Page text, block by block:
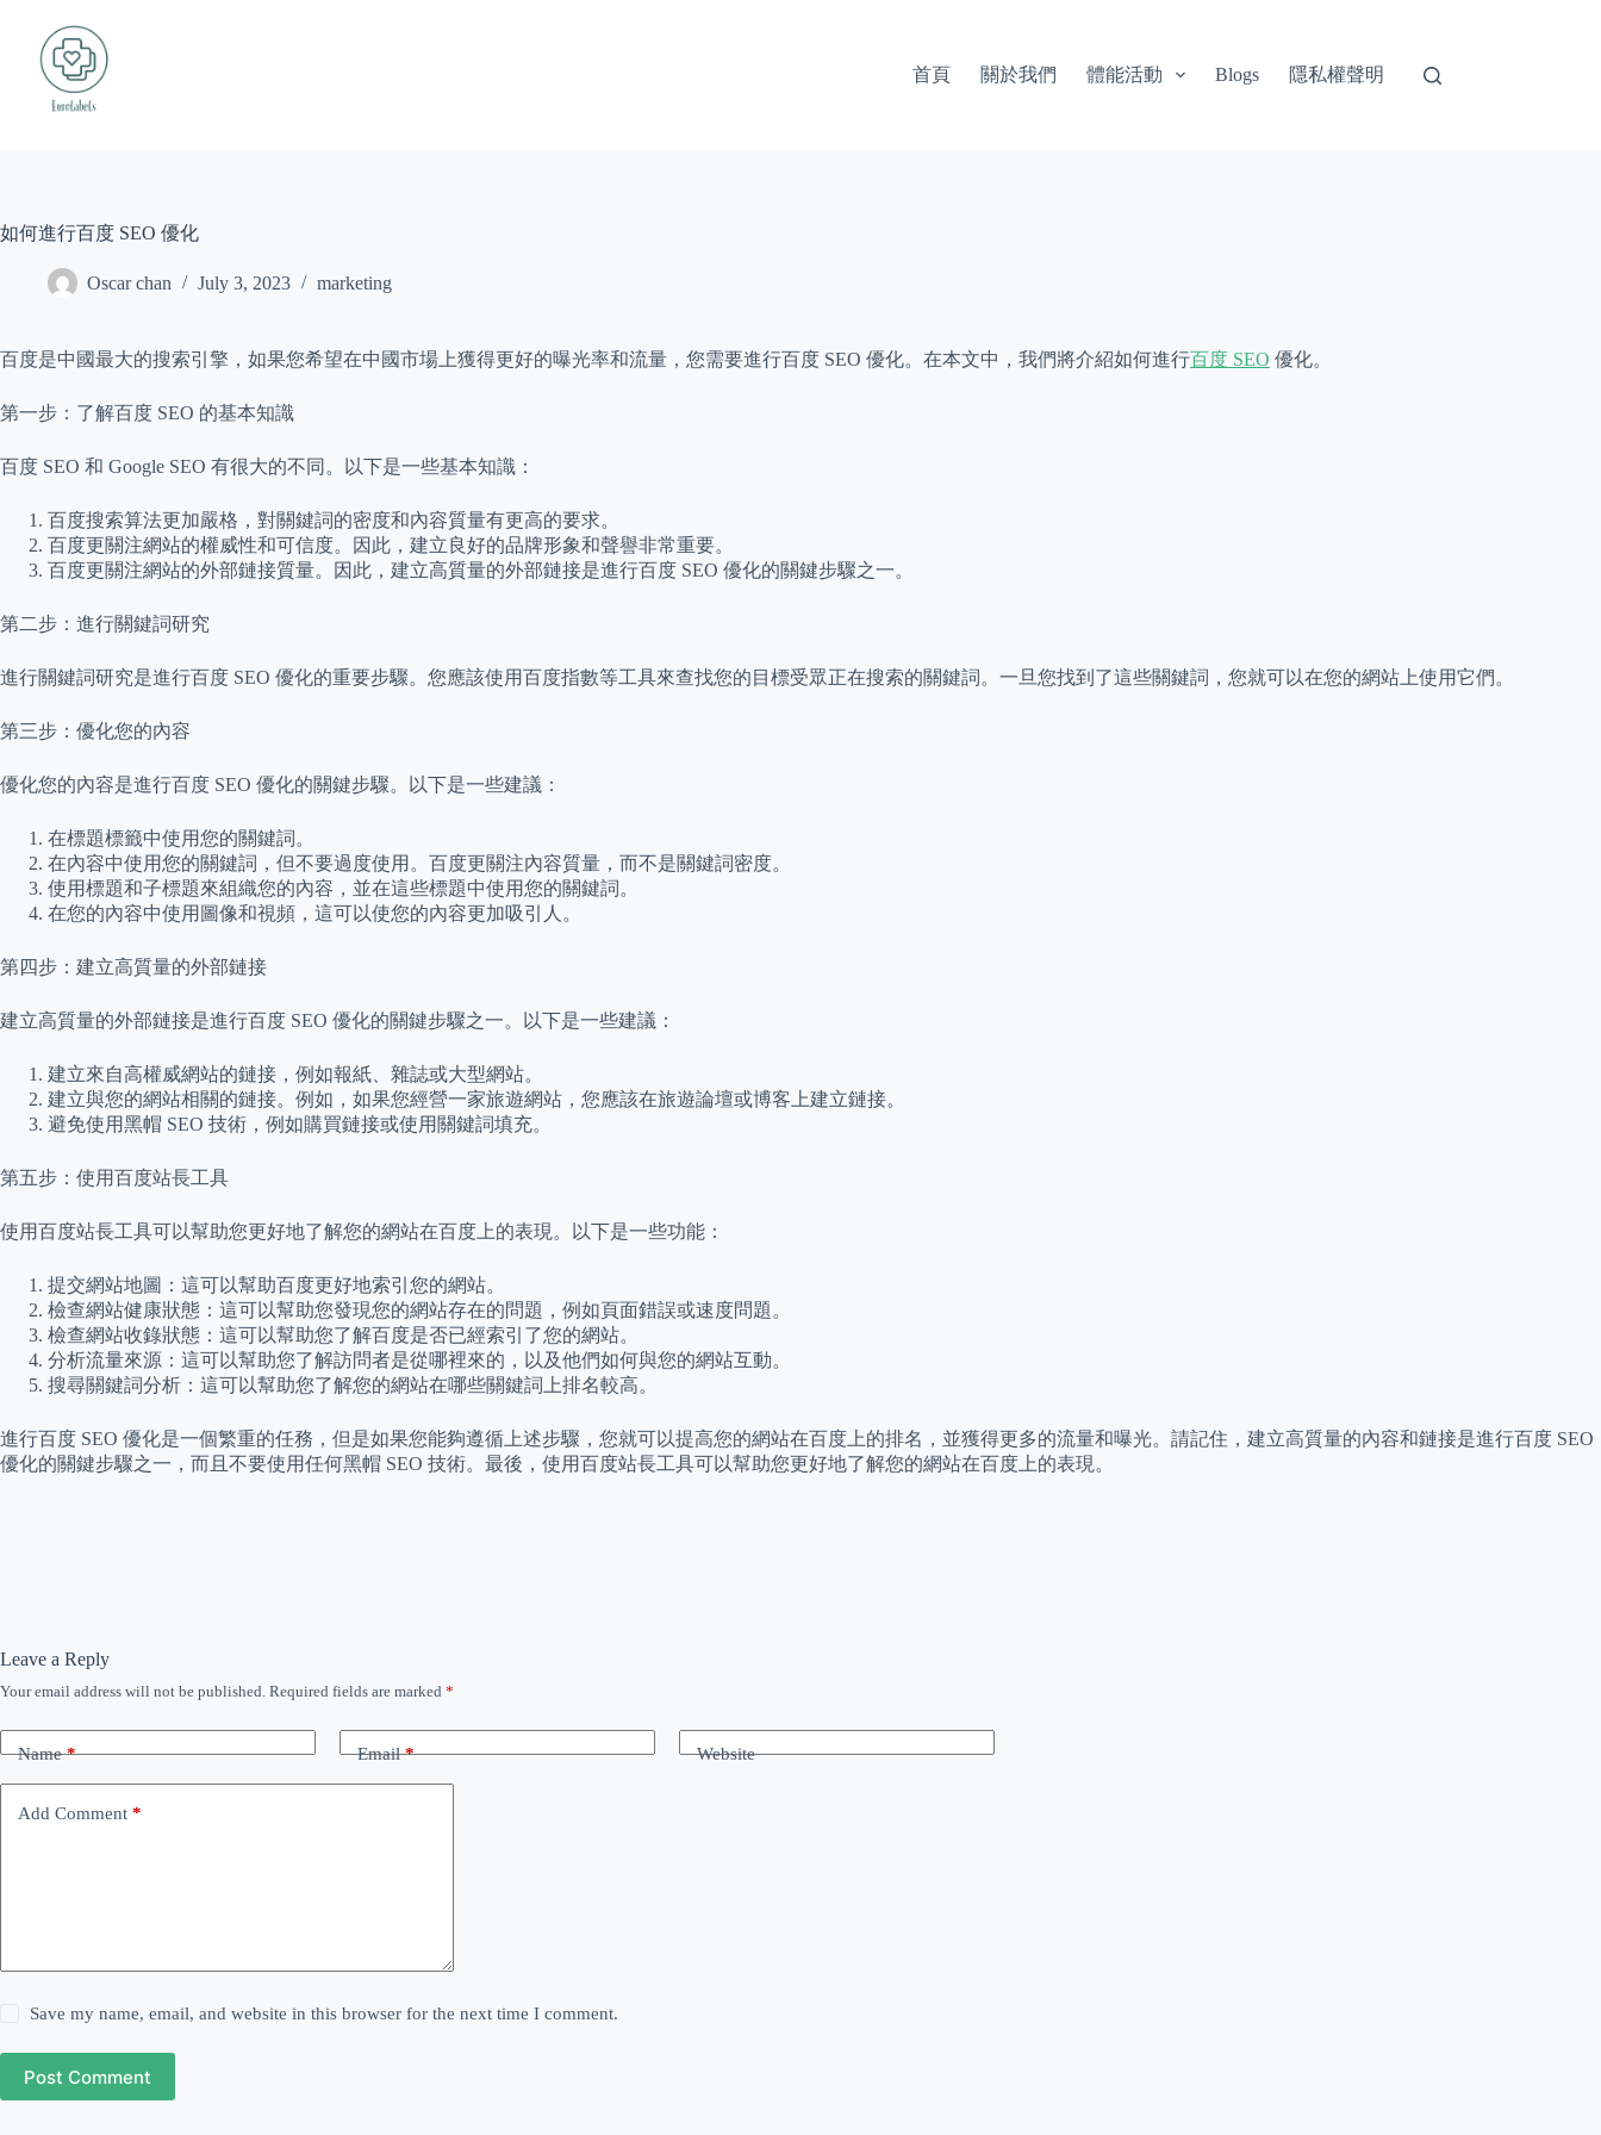
content
首頁
關於我們 體能活動 Blogs 隱私權聲明
如何進行百度 SEO 優化
Oscar chan July 3, 2023 marketing
百度是中國最大的搜索引擎，如果您希望在中國市場上獲得更好的曝光率和流量，您需要進行百度 SEO 優化。在本文中，我們將介紹如何進行百度 SEO 優化。
第一步：了解百度 SEO 的基本知識
百度 SEO 和 Google SEO 有很大的不同。以下是一些基本知識：
百度搜索算法更加嚴格，對關鍵詞的密度和內容質量有更高的要求。
百度更關注網站的權威性和可信度。因此，建立良好的品牌形象和聲譽非常重要。
百度更關注網站的外部鏈接質量。因此，建立高質量的外部鏈接是進行百度 SEO 優化的關鍵步驟之一。
第二步：進行關鍵詞研究
進行關鍵詞研究是進行百度 SEO 優化的重要步驟。您應該使用百度指數等工具來查找您的目標受眾正在搜索的關鍵詞。一旦您找到了這些關鍵詞，您就可以在您的網站上使用它們。
第三步：優化您的內容
優化您的內容是進行百度 SEO 優化的關鍵步驟。以下是一些建議：
在標題標籤中使用您的關鍵詞。
在內容中使用您的關鍵詞，但不要過度使用。百度更關注內容質量，而不是關鍵詞密度。
使用標題和子標題來組織您的內容，並在這些標題中使用您的關鍵詞。
在您的內容中使用圖像和視頻，這可以使您的內容更加吸引人。
第四步：建立高質量的外部鏈接
建立高質量的外部鏈接是進行百度 SEO 優化的關鍵步驟之一。以下是一些建議：
建立來自高權威網站的鏈接，例如報紙、雜誌或大型網站。
建立與您的網站相關的鏈接。例如，如果您經營一家旅遊網站，您應該在旅遊論壇或博客上建立鏈接。
避免使用黑帽 SEO 技術，例如購買鏈接或使用關鍵詞填充。
第五步：使用百度站長工具
使用百度站長工具可以幫助您更好地了解您的網站在百度上的表現。以下是一些功能：
提交網站地圖：這可以幫助百度更好地索引您的網站。
檢查網站健康狀態：這可以幫助您發現您的網站存在的問題，例如頁面錯誤或速度問題。
檢查網站收錄狀態：這可以幫助您了解百度是否已經索引了您的網站。
分析流量來源：這可以幫助您了解訪問者是從哪裡來的，以及他們如何與您的網站互動。
搜尋關鍵詞分析：這可以幫助您了解您的網站在哪些關鍵詞上排名較高。
進行百度 SEO 優化是一個繁重的任務，但是如果您能夠遵循上述步驟，您就可以提高您的網站在百度上的排名，並獲得更多的流量和曝光。請記住，建立高質量的內容和鏈接是進行百度 SEO
優化的關鍵步驟之一，而且不要使用任何黑帽 SEO 技術。最後，使用百度站長工具可以幫助您更好地了解您的網站在百度上的表現。
Leave a Reply
Your email address will not be published. Required fields are marked *
Name* Email* Website
Add Comment *
Save my name, email, and website in this browser for the next time I comment.
Post Comment